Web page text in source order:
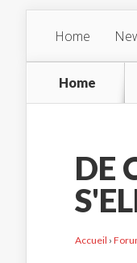
Home
Home
DE
Accueil ›